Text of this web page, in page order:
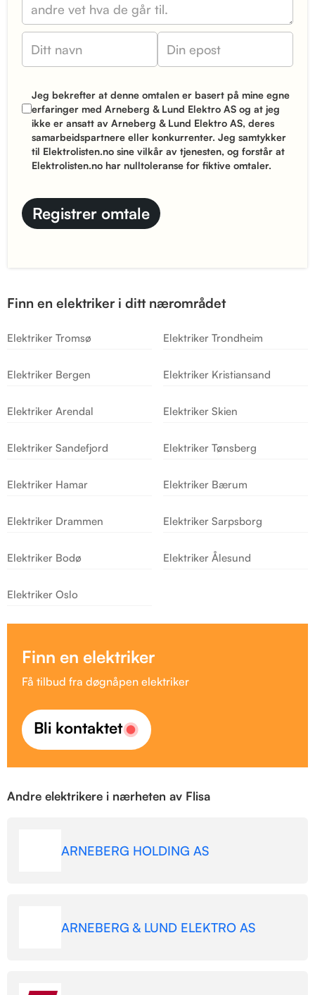
Jeg bekrefter at denne omtalen er basert på mine egne
erfaringer med Arneberg & Lund Elektro AS og at jeg
ikke er ansatt av Arneberg & Lund Elektro AS, deres
samarbeidspartnere eller konkurrenter. Jeg samtykker
til Elektrolisten.no sine vilkårav tjenesten, og forstår at
Elektrolisten.no har nulltoleranse for fiktive omtaler.
Finn en elektriker i ditt nærområdet
Elektriker Tromsø Elektriker Trondheim
Elektriker Bergen Elektriker Kristiansand
Elektriker Arendal Elektriker Skien
Elektriker Sandefjord Elektriker Tønsberg
Elektriker Hamar Elektriker Bærum
Elektriker Drammen Elektriker Sarpsborg
Elektriker Bodø Elektriker Ålesund
Elektriker Oslo
Finn en elektriker
Få tilbud fra døgnåpen elektriker
Bli kontaktet
Andre elektrikere i nærheten av Flisa
ARNEBERG HOLDING AS
ARNEBERG & LUND ELEKTRO AS